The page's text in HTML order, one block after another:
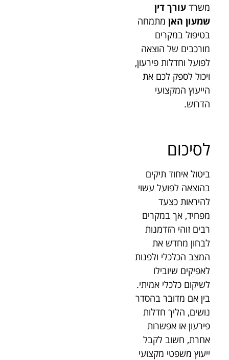
משרדעורך דין
שמעון האן מתמחה
בטיפול במקרים
מורכבים של הוצאה
לפועל וחדלות פירעון,
ויכול לספק לכם את
הייעוץ המקצועי
הדרוש.
לסיכום
ביטול איחוד תיקים
בהוצאה לפועל עשוי
להיראות כצעד
מפחיד, אך במקרים
רבים זוהי הזדמנות
לבחון מחדש את
המצב הכלכלי ולפנות
לאפיקים שיובילו
לשיקום כלכלי אמיתי.
בין אם מדובר בהסדר
נושים, הליך חדלות
פירעון או אפשרות
אחרת, חשוב לקבל
ייעוץ משפטי מקצועי